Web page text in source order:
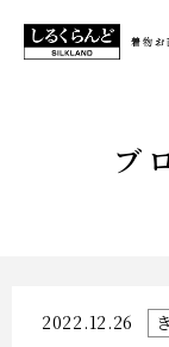
ブ
2022.12.26